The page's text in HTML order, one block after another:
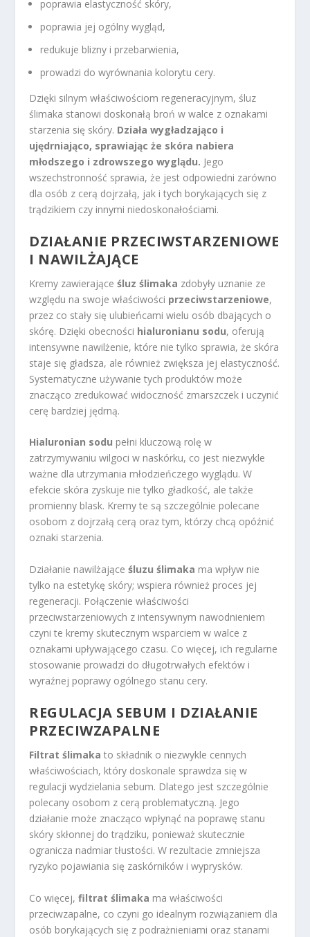
poprawia elastyczność skóry,
poprawia jej ogólny wygląd,
redukuje blizny i przebarwienia,
prowadzi do wyrównania kolorytu cery.
Dzięki silnym właściwościom regeneracyjnym, śluz
ślimaka stanowi doskonałą broń w walce z oznakami
starzenia się skóry. Działa wygładzająco i
ujędrniająco, sprawiając że skóra nabiera
młodszego i zdrowszego wyglądu. Jego
wszechstronność sprawia, że jest odpowiedni zarówno
dla osób z cerą dojrzałą, jak i tych borykających się z
trądzikiem czy innymi niedoskonałościami.
DZIAŁANIE PRZECIWSTARZENIOWE
I NAWILŻAJĄCE
Kremy zawierająceśluz ślimaka zdobyły uznanie ze
względu na swoje właściwości przeciwstarzeniowe,
przez co stały się ulubieńcami wielu osób dbających o
skórę. Dzięki obecności hialuronianu sodu, oferują
intensywne nawilżenie, które nie tylko sprawia, że skóra
staje się gładsza, ale również zwiększa jej elastyczność.
Systematyczne używanie tych produktów może
znacząco zredukować widoczność zmarszczek i uczynić
cerę bardziej jędrną.
Hialuronian sodu pełni kluczową rolę w
zatrzymywaniu wilgoci w naskórku, co jest niezwykle
ważne dla utrzymania młodzieńczego wyglądu. W
efekcie skóra zyskuje nie tylko gładkość, ale także
promienny blask. Kremy te są szczególnie polecane
osobom z dojrzałą cerą oraz tym, którzy chcą opóźnić
oznaki starzenia.
Działanie nawilżająceśluzu ślimaka ma wpływ nie
tylko na estetykę skóry; wspiera również proces jej
regeneracji. Połączenie właściwości
przeciwstarzeniowych z intensywnym nawodnieniem
czyni te kremy skutecznym wsparciem w walce z
oznakami upływającego czasu. Co więcej, ich regularne
stosowanie prowadzi do długotrwałych efektów i
wyraźnej poprawy ogólnego stanu cery.
REGULACJA SEBUM I DZIAŁANIE
PRZECIWZAPALNE
Filtrat ślimaka to składnik o niezwykle cennych
właściwościach, który doskonale sprawdza się w
regulacji wydzielania sebum. Dlatego jest szczególnie
polecany osobom z cerą problematyczną. Jego
działanie może znacząco wpłynąć na poprawę stanu
skóry skłonnej do trądziku, ponieważ skutecznie
ogranicza nadmiar tłustości. W rezultacie zmniejsza
ryzyko pojawiania się zaskórników i wyprysków.
Co więcej,filtrat ślimaka ma właściwości
przeciwzapalne, co czyni go idealnym rozwiązaniem dla
osób borykających się z podrażnieniami oraz stanami